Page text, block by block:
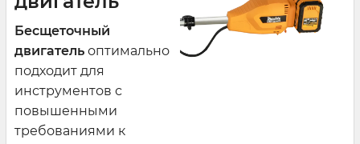
Бесщеточный
двигатель оптимально
подходит для
инструментов с
повышенными
требованиями к